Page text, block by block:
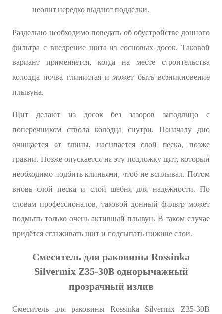
цеолит нередко выдают подделки.
Раздельно необходимо поведать об обустройстве донного
фильтра с внедрение щита из сосновых досок. Таковой
вариант применяется, когда на месте строительства
колодца почва глинистая и может быть возникновение
плывуна.
Щит делают из досок без зазоров заподлицо с
поперечником ствола колодца снутри. Поначалу дно
очищается от глины, насыпается слой песка, позже
гравий. Позже опускается на эту подложку щит, который
необходимо подбить клиньями, чтоб не всплывал. Потом
вновь слой песка и слой щебня для надёжности. По
словам профессионалов, таковой донный фильтр может
подмыть только очень активный плывун. В таком случае
придётся сглаживать щит и подсыпать нижние слои.
Смеситель для раковины Rossinka
Silvermix Z35-30B однорычажный
прозрачный излив
Смеситель для раковины Rossinka Silvermix Z35-30B